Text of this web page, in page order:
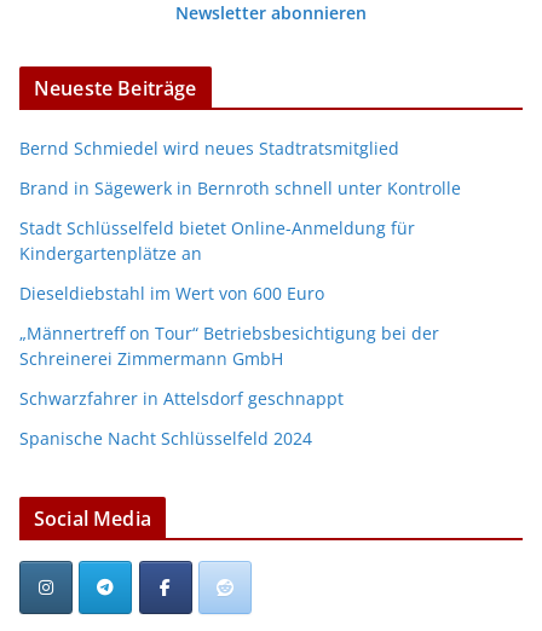
Newsletter abonnieren
Neueste Beiträge
Bernd Schmiedel wird neues Stadtratsmitglied
Brand in Sägewerk in Bernroth schnell unter Kontrolle
Stadt Schlüsselfeld bietet Online-Anmeldung für
Kindergartenplätze an
Dieseldiebstahl im Wert von 600 Euro
„Männertreff on Tour“ Betriebsbesichtigung bei der
Schreinerei Zimmermann GmbH
Schwarzfahrer in Attelsdorf geschnappt
Spanische Nacht Schlüsselfeld 2024
Social Media